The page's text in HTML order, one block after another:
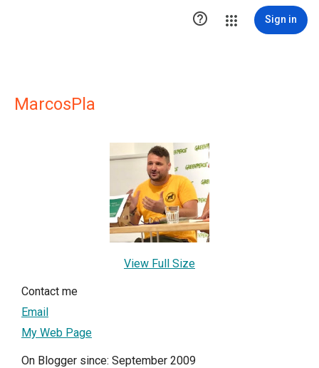
 Sign in
MarcosPla
View Full Size
Contact me
Email
My Web Page
On Blogger since: September 2009